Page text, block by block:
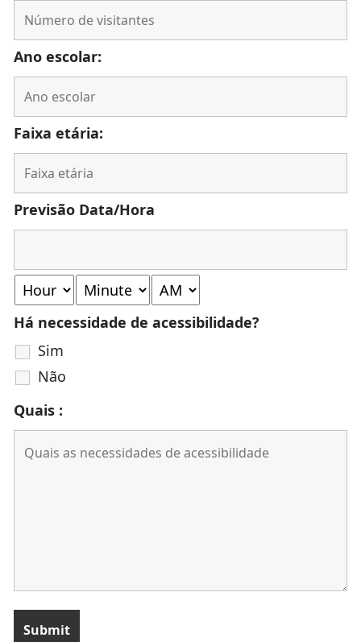
Ano escolar:
Faixa etária:
Previsão Data/Hora
Há necessidade de acessibilidade?
Sim
Não
Quais :